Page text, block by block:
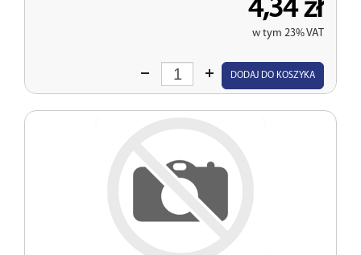
4,34 zł
w tym 23% VAT
Wprowadź
DODAJ DO KOSZYKA